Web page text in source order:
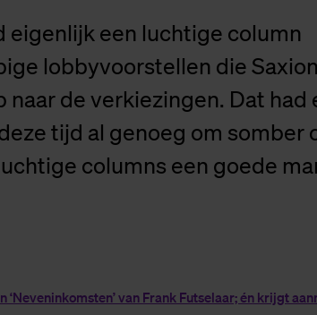
eigenlijk een luchtige column
lobbyvoorstellen die
naar de verkiezingen. Dat had
tijd al genoeg om somber
columns een goede
van Frank Fut­se­laar; én krijgt